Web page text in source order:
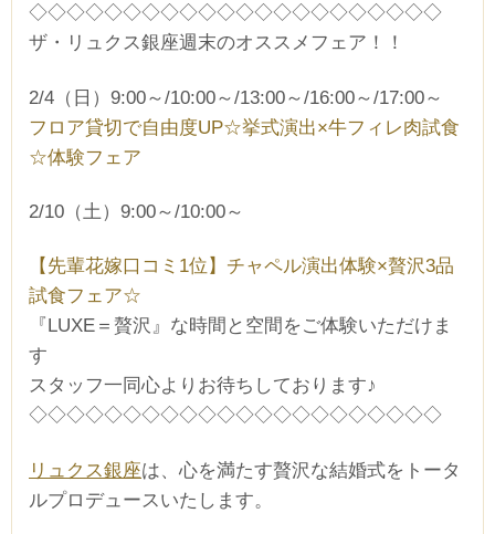
◇◇◇◇◇◇◇◇◇◇◇◇◇◇◇◇◇◇◇◇◇◇
ザ・リュクス銀座週末のオススメフェア！！
2/4（日）9:00～/10:00～/13:00～/16:00～/17:00～
フロア貸切で自由度UP☆挙式演出×牛フィレ肉試食
☆体験フェア
2/10（土）9:00～/10:00～
【先輩花嫁口コミ1位】チャペル演出体験×贅沢3品
試食フェア☆
『LUXE＝贅沢』な時間と空間をご体験いただけま
す
スタッフ一同心よりお待ちしております♪
◇◇◇◇◇◇◇◇◇◇◇◇◇◇◇◇◇◇◇◇◇◇
リュクス銀座は、心を満たす贅沢な結婚式をトータ
ルプロデュースいたします。